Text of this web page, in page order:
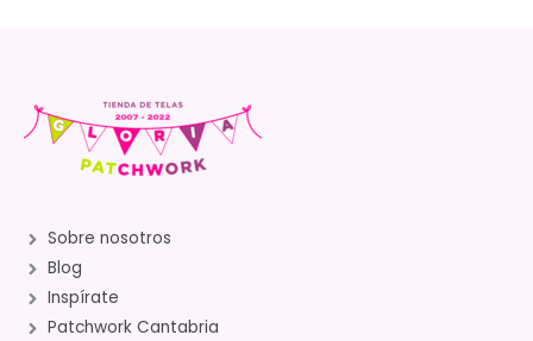
Sobre nosotros
Blog
Inspírate
Patchwork Cantabria